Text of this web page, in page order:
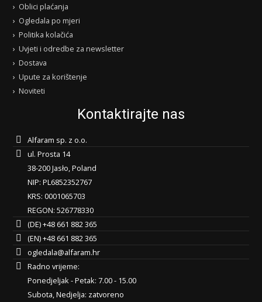
Oblici plaćanja
Ogledala po mjeri
Politika kolačića
Uvjeti i odredbe za newsletter
Dostava
Upute za korištenje
Noviteti
Kontaktirajte nas
Alfaram sp. z o.o.
ul. Prosta 14
38-200 Jasło, Poland
NIP: PL6852352767
KRS: 0001065703
REGON: 526778330
(DE) +48 661 882 365
(EN) +48 661 882 365
ogledala@alfaram.hr
Radno vrijeme:
Ponedjeljak - Petak: 7.00 - 15.00
Subota, Nedjelja: zatvoreno